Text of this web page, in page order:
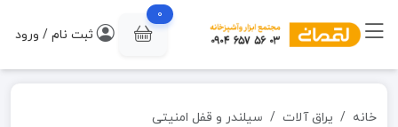
0
ثبت نام / ورود
خانه یراق آلات سیلندر و قفل امنیتی